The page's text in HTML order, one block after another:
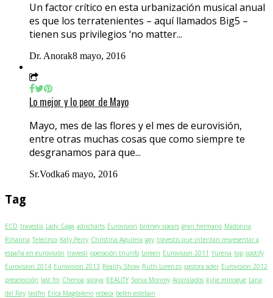
Un factor crítico en esta urbanización musical anual
es que los terratenientes – aquí llamados Big5 –
tienen sus privilegios ‘no matter...
Dr. Anorak8 mayo, 2016
Lo mejor y lo peor de Mayo
Mayo, mes de las flores y el mes de eurovisión,
entre otras muchas cosas que como siempre te
desgranamos para que...
Sr.Vodka6 mayo, 2016
Tag
ECD travestis Lady Gaga adricharts Eurovision britney spears gran hermano Madonna
Rihanna Telecinco Katy Perry Christina Aguilera gay travestis que intentan representar a
españa en eurovisión travesti operación triunfo Loreen Eurovision 2011 Yurena top spotify
Eurovision 2014 Eurovision 2013 Reality Show Ruth Lorenzo pastora soler Eurovision 2012
preselección last fm Chenoa soraya REALITY Sonia Monroy Acorralados kylie minogue Lana
del Rey lastfm Erica Magdaleno rebeca belén esteban